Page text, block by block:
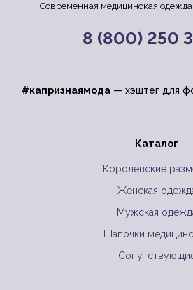
Современная медицинская
8 (800) 250
#капризнаямода — хэштег для
Каталог
Королевские
Женская
Мужская
Шапочки